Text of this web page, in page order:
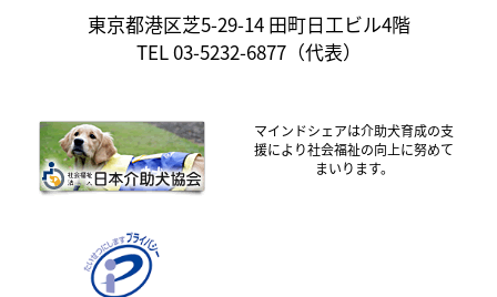
東京都港区芝5-29-14 田町日工ビル4階
TEL 03-5232-6877（代表）
マインドシェアは介助犬育成の支
援により社会福祉の向上に努めて
まいります。